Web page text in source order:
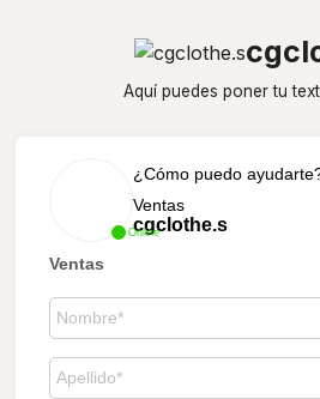
Aquí puedes poner tu
Online
¿Cómo puedo
Ventas
cgclothe.s
Ventas